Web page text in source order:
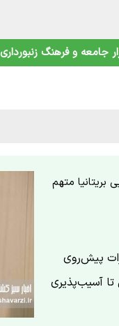
جامعه و فرهنگ زنبورداری
فارس
بریتانیا متهم
پیش‌روی
تا آسیب‌پذیری